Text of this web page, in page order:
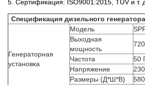
5. Сертификация: ISO9001:2015, TUV и т.
Спецификация дизельного
Генераторная
установка
Модель
Выходная
мощность
Частота
50
Напряжение
Размеры (Д*Ш*В)